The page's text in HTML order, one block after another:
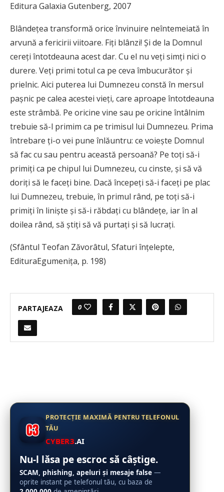
Editura Galaxia Gutenberg, 2007
Blândețea transformă orice învinuire neîntemeiată în
arvună a fericirii viitoare. Fiți blânzi! Și de la Domnul
cereți întotdeauna acest dar. Cu el nu veți simți nici o
durere. Veți primi totul ca pe ceva îmbucurător și
prielnic. Aici puterea lui Dumnezeu constă în mersul
pașnic pe calea acestei vieți, care aproape întotdeauna
este strâmbă. Pe oricine vine sau pe oricine întâlnim
trebuie să-l primim ca pe trimisul lui Dumnezeu. Prima
întrebare ți-o vei pune înlăuntru: ce voiește Domnul
să fac cu sau pentru această persoană? Pe toți să-i
primiți ca pe chipul lui Dumnezeu, cu cinste, și să vă
doriți să le faceți bine. Dacă începeți să-i faceți pe plac
lui Dumnezeu, trebuie, în primul rând, pe toți să-i
primiți în liniște și să-i răbdați cu blândețe, iar în al
doilea rând, să știți să vă purtați și să lucrați.
(Sfântul Teofan Zăvorâtul, Sfaturi înțelepte,
EdituraEgumenița, p. 198)
PARTAJEAZA 0
PROTECȚIE MAXIMĂ PENTRU TELEFONUL
TĂU
CYBER3.AI
Nu-l lăsa pe escroc să câștige.
SCAM, phishing, apeluri și mesaje false —
oprite instant pe telefonul tău, cu baza de